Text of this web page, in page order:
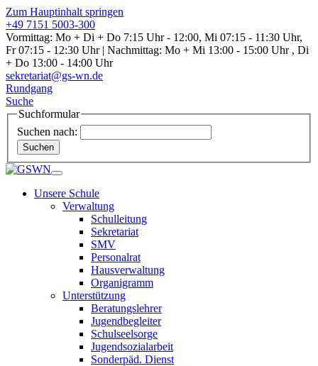
Zum Hauptinhalt springen
+49 7151 5003-300
Vormittag: Mo + Di + Do 7:15 Uhr - 12:00, Mi 07:15 - 11:30 Uhr,
Fr 07:15 - 12:30 Uhr | Nachmittag: Mo + Mi 13:00 - 15:00 Uhr , Di
+ Do 13:00 - 14:00 Uhr
sekretariat@gs-wn.de
Rundgang
Suche
Suchformular
Suchen nach:
Suchen
Unsere Schule
Verwaltung
Schulleitung
Sekretariat
SMV
Personalrat
Hausverwaltung
Organigramm
Unterstützung
Beratungslehrer
Jugendbegleiter
Schulseelsorge
Jugendsozialarbeit
Sonderpäd. Dienst